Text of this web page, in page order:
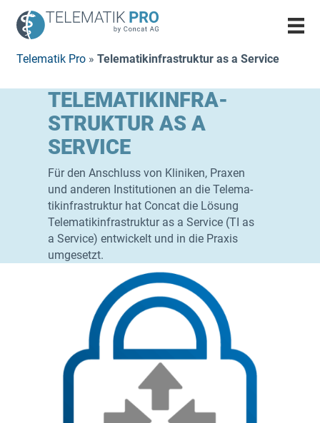
Telematik Pro» Tele­ma­tik­in­fra­struk­tur as a Service
TELE­MA­TIK­IN­FRA­
STRUK­TUR AS A
SERVICE
Für den Anschluss von Kli­ni­ken, Pra­xen
und ande­ren Insti­tu­tio­nen an die Tele­ma­
tik­in­fra­struk­tur hat Con­cat die Lösung
Tele­ma­tik­in­fra­struk­tur as a Ser­vice (TI as
a Ser­vice) ent­wi­ckelt und in die Pra­xis
umgesetzt.